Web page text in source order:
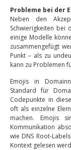
Probleme bei der
Neben den
Schwierigkeiten bei
einige Modelle
zusammengefügt
Punkt – als zu
kann zu Problemen
Emojis in
Standard für
Codepunkte in
oft als einzelne
machen. Emojis
Kommunikation
wie DNS Root-
Kontext gelesen